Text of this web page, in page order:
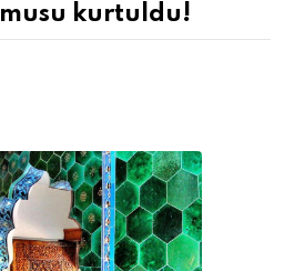
kurtuldu!